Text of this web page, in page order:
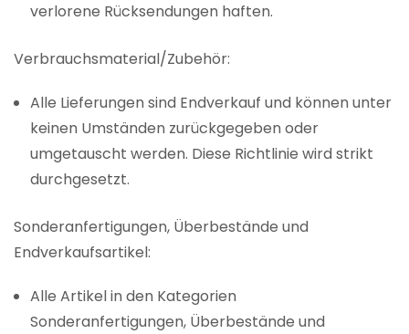
verlorene Rücksendungen haften.
Verbrauchsmaterial/Zubehör:
Alle Lieferungen sind Endverkauf und können unter
keinen Umständen zurückgegeben oder
umgetauscht werden. Diese Richtlinie wird strikt
durchgesetzt.
Sonderanfertigungen, Überbestände und
Endverkaufsartikel:
Alle Artikel in den Kategorien
Sonderanfertigungen, Überbestände und